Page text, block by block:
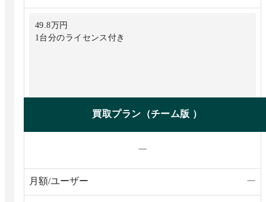
49.8万円
1台分のライセンス付き
買取プラン（チーム版 ）
ー
月額/ユーザー ー